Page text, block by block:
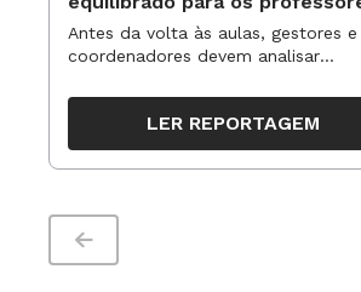
Antes da volta às aulas, gestores e
coordenadores devem analisar
organizar ações para orientar o
trabalho pedagógico ao longo do
período
LER REPORTAGEM